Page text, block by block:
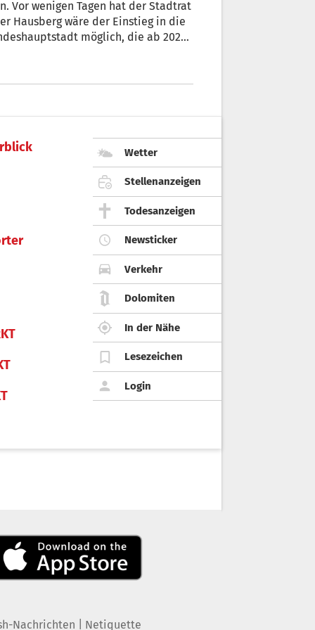
Vor wenigen Tagen hat der Stadtrat
möglich, die ab 2025
Wetter
Stellenanzeigen
Todesanzeigen
Newsticker
Verkehr
Dolomiten
In der Nähe
Lesezeichen
Login
Nachrichten Netiquette